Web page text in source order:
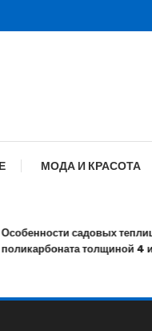
МОДА И КРАСОТА
садовых теплиц из
толщиной 4 и 6